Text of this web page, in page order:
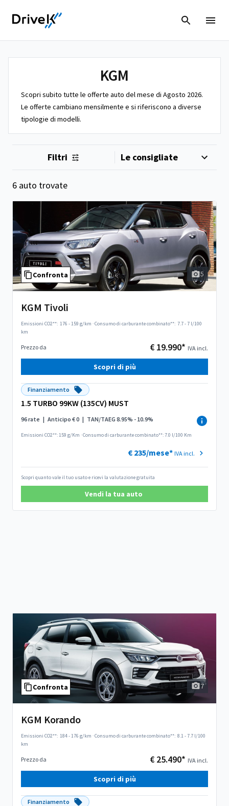
KGM
Scopri subito tutte le offerte auto del mese di Agosto 2026.
Le offerte cambiano mensilmente e si riferiscono a diverse
tipologie di modelli.
Filtri
6 auto trovate
Confronta 5
KGM Tivoli
Emissioni CO2**: 176 - 159 g/km ·Consumo di carburante combinato**: 7.7 - 7 l/100
km
Prezzo da € 19.990* IVA incl.
Scopri di più
Finanziamento
1.5 TURBO 99KW (135CV) MUST
96 rate | Anticipo € 0 | TAN/TAEG 8.95% - 10.9%
Emissioni CO2**: 159 g/Km ·Consumo di carburante combinato**: 7.0 l/100 Km
€ 235/mese* IVA incl.
Scopri quanto vale il tuo usato e ricevi la valutazione gratuita
Vendi la tua auto
Confronta 7
KGM Korando
Emissioni CO2**: 184 - 176 g/km ·Consumo di carburante combinato**: 8.1 - 7.7 l/100
km
Prezzo da € 25.490* IVA incl.
Scopri di più
Finanziamento